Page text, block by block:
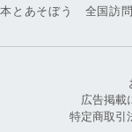
本とあそぼう 全国訪
広告掲載
特定商取引